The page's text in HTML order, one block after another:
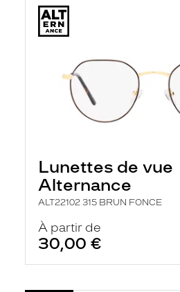
Lunettes de vue
Alternance
ALT22102 315 BRUN FONCE
À partir de
30,00 €